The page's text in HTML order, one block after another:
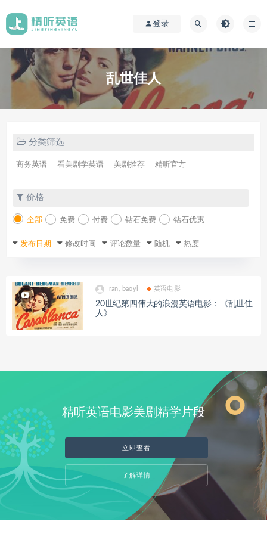
登录
乱世佳人
分类筛选
商务英语 看美剧学英语 美剧推荐 精听官方
价格
全部 免费 付费 钻石免费 钻石优惠
发布日期 修改时间 评论数量 随机 热度
ran, baoyi 英语电影
20世纪第四伟大的浪漫英语电影：《乱世佳
人》
精听英语电影美剧精学片段
立即查看
了解详情